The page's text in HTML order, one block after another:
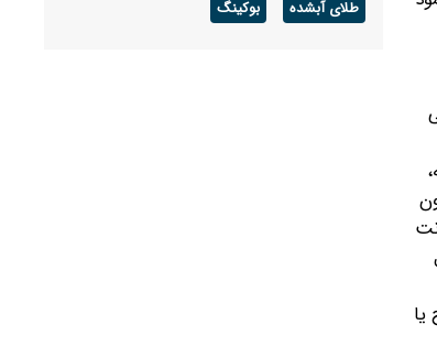
طلای آبشده بوکینگ